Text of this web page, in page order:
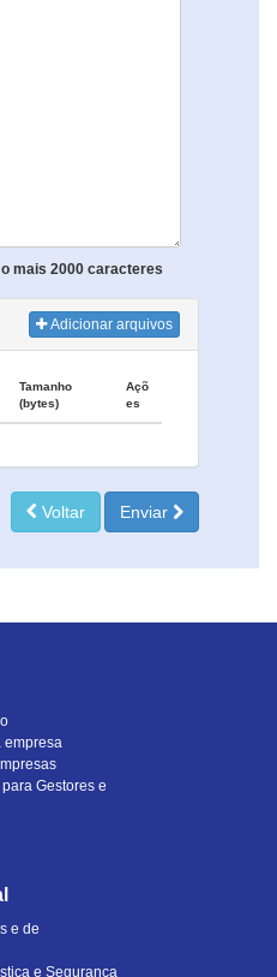
mais 2000 caracteres
Adicionar arquivos
Tamanho
(bytes)
Açõ
es
Voltar Enviar
empresa
Gestores e
e de
e Segurança